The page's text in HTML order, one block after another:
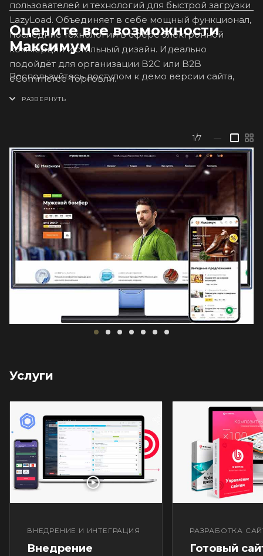
пользователей и технологий для быстрой загрузки
LazyLoad. Объединяет в себе мощный функционал,
последние технологии в сфере электронной
коммерции и стильный дизайн. Идеально
подойдёт для организации B2C или B2B
eCommerce-торговли.
Оцените все возможности
Максимум
Воспользуйтесь доступом к демо версии сайта,
Протестируйте возможности и
варианты оформления на нашей демо
версии Максимум онлайн.
ОНЛАЙН ДЕМО
1/7 —
Услуги
ВНЕДРЕНИЕ И ИНТЕГРАЦИЯ
Внедрение
РАЗРАБОТКА
Готовый